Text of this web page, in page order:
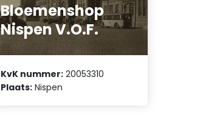
Bloemenshop
Nispen V.O.F.
KvK nummer: 20053310
Plaats: Nispen